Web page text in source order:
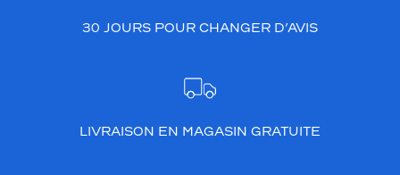
30 JOURS POUR CHANGER D’AVIS
LIVRAISON EN MAGASIN GRATUITE